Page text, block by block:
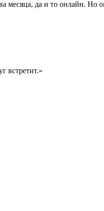
месяца, да и то онлайн. Но
встретит.»